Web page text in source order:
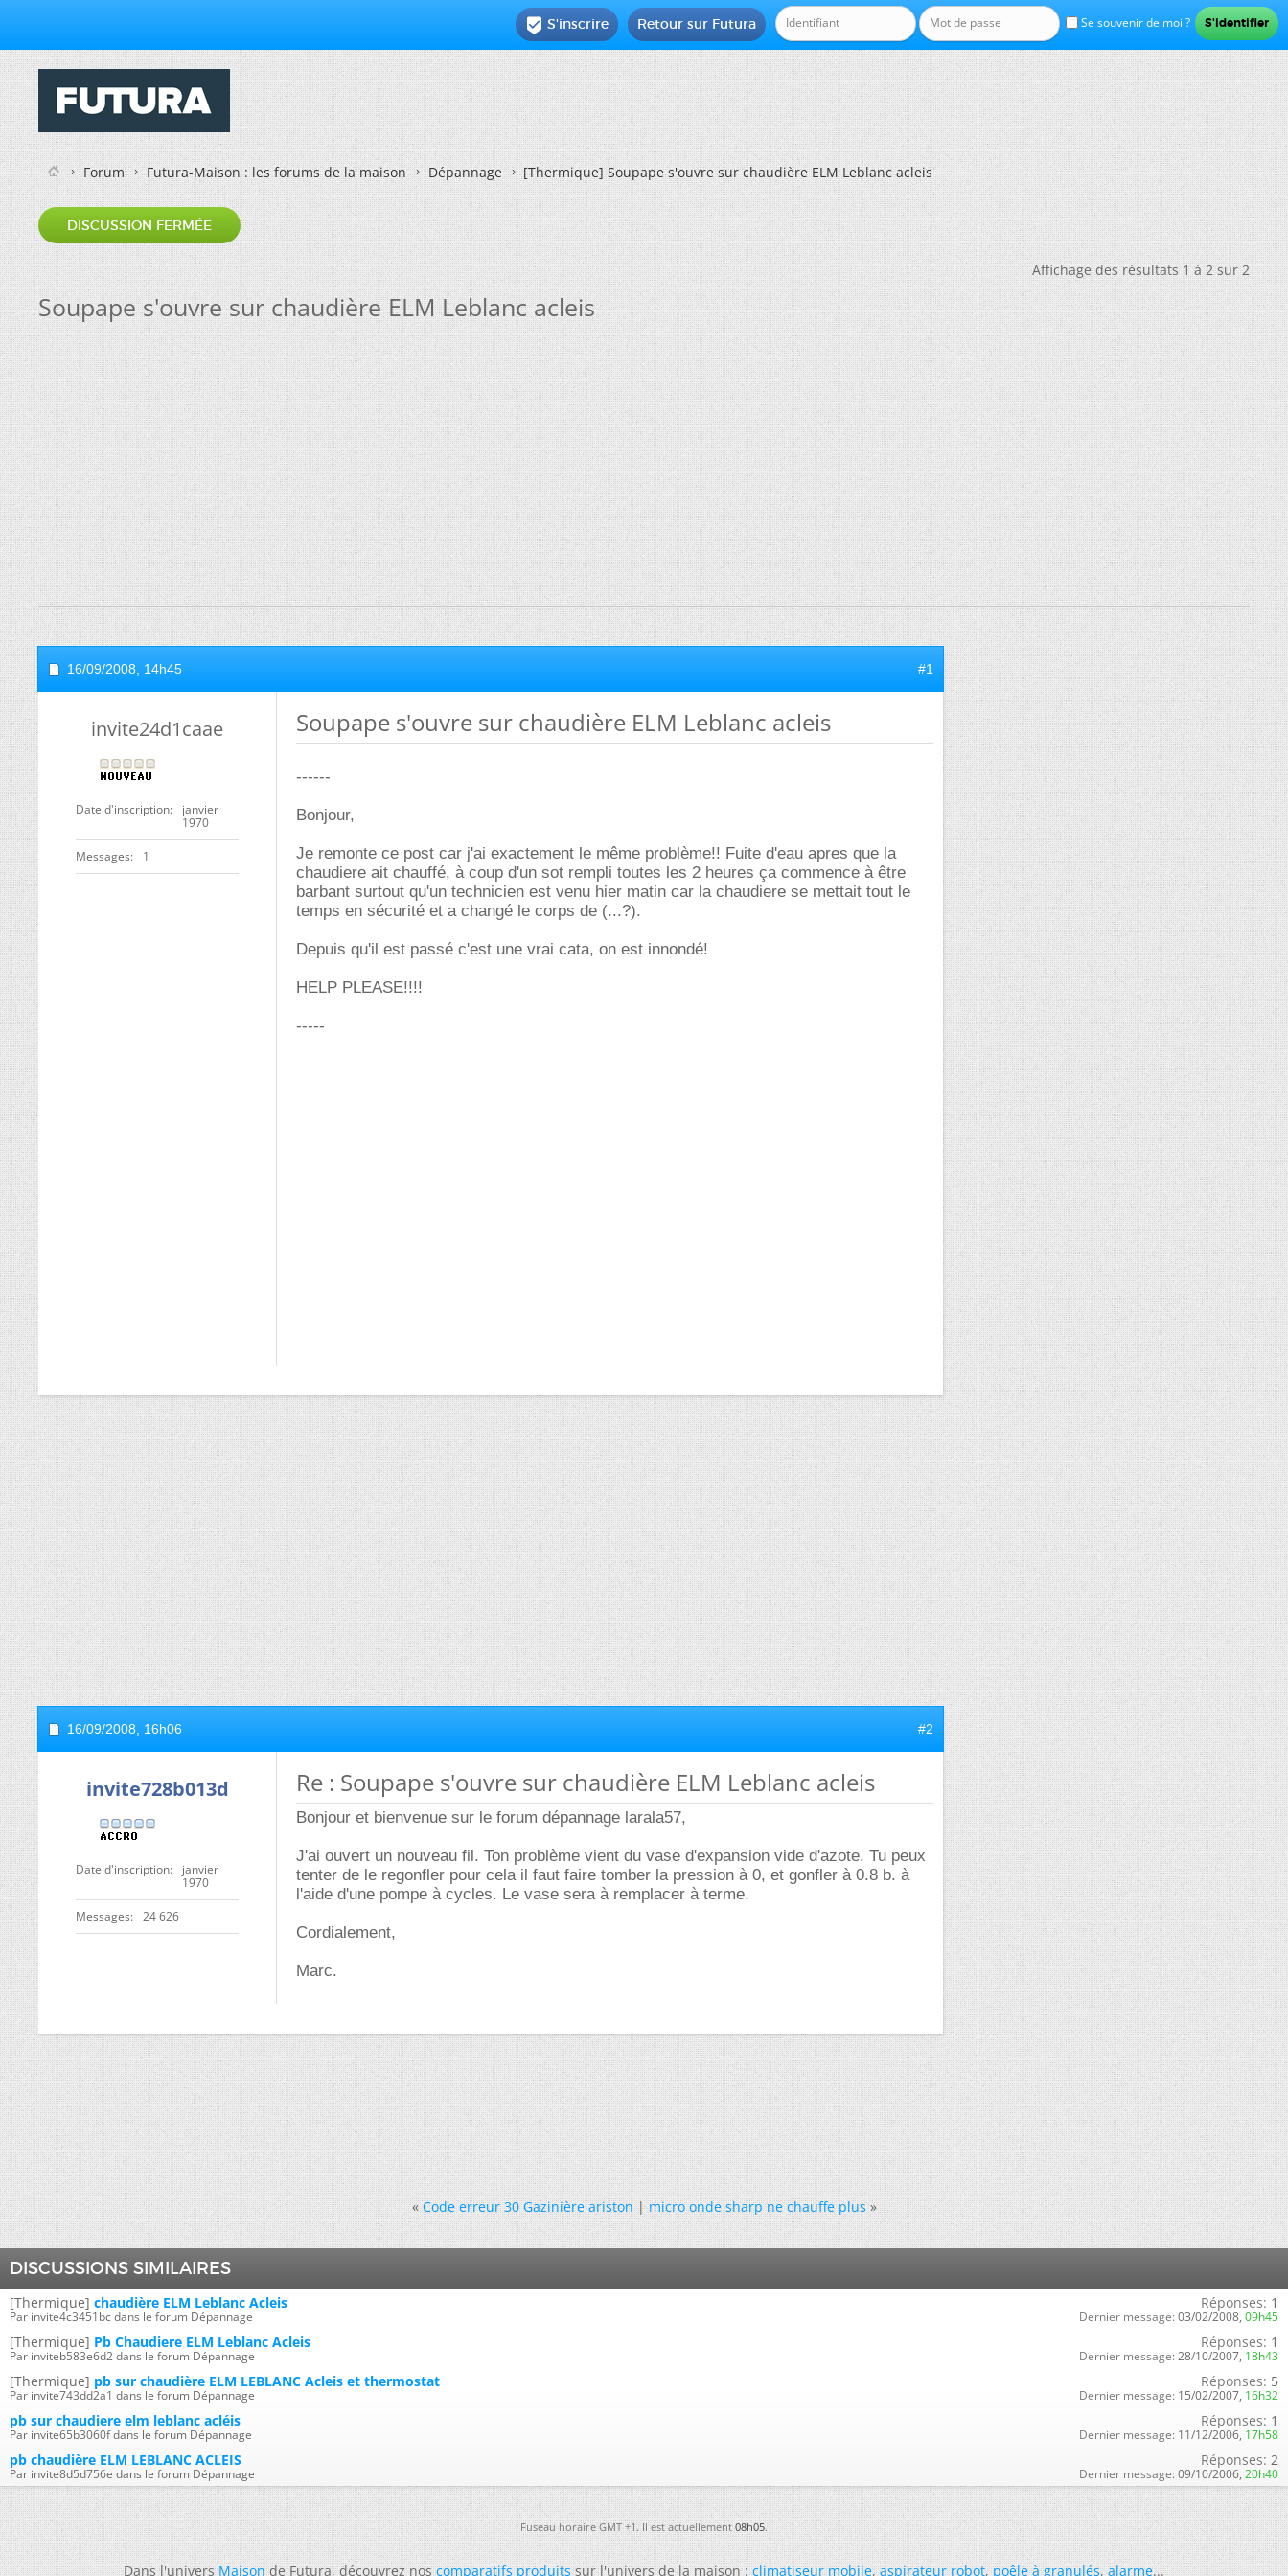
Se souvenir de moi ?
Retour sur Futura
 S'inscrire
Forum Futura-Maison : les forums de la maison Dépannage [Thermique]Soupape s'ouvre sur chaudière ELM Leblanc acleis
DISCUSSION FERMÉE
Affichage des résultats 1 à 2 sur 2
Soupape s'ouvre sur chaudière ELM Leblanc acleis
16/09/2008, 14h45 #1
invite24d1caae
Date d'inscription
janvier
1970
Messages 1
Soupape s'ouvre sur chaudière ELM Leblanc acleis
------
Bonjour,
Je remonte ce post car j'ai exactement le même problème!! Fuite d'eau apres que la
chaudiere ait chauffé, à coup d'un sot rempli toutes les 2 heures ça commence à être
barbant surtout qu'un technicien est venu hier matin car la chaudiere se mettait tout le
temps en sécurité et a changé le corps de (...?).
Depuis qu'il est passé c'est une vrai cata, on est innondé!
HELP PLEASE!!!!
-----
16/09/2008, 16h06 #2
invite728b013d
Date d'inscription
janvier
1970
Messages 24 626
Re : Soupape s'ouvre sur chaudière ELM Leblanc acleis
Bonjour et bienvenue sur le forum dépannage larala57,
J'ai ouvert un nouveau fil. Ton problème vient du vase d'expansion vide d'azote. Tu peux
tenter de le regonfler pour cela il faut faire tomber la pression à 0, et gonfler à 0.8 b. à
l'aide d'une pompe à cycles. Le vase sera à remplacer à terme.
Cordialement,
Marc.
« Code erreur 30 Gazinière ariston|micro onde sharp ne chauffe plus »
DISCUSSIONS SIMILAIRES
[Thermique] chaudière ELM Leblanc Acleis
Par invite4c3451bc dans le forum Dépannage
Réponses: 1
Dernier message: 03/02/2008, 09h45
[Thermique] Pb Chaudiere ELM Leblanc Acleis
Par inviteb583e6d2 dans le forum Dépannage
Réponses: 1
Dernier message: 28/10/2007, 18h43
[Thermique] pb sur chaudière ELM LEBLANC Acleis et thermostat
Par invite743dd2a1 dans le forum Dépannage
Réponses: 5
Dernier message: 15/02/2007, 16h32
pb sur chaudiere elm leblanc acléis
Par invite65b3060f dans le forum Dépannage
Réponses: 1
Dernier message: 11/12/2006, 17h58
pb chaudière ELM LEBLANC ACLEIS
Par invite8d5d756e dans le forum Dépannage
Réponses: 2
Dernier message: 09/10/2006, 20h40
Fuseau horaire GMT +1. Il est actuellement08h05.
Dans l'universMaisonde Futura, découvrez noscomparatifs produitssur l'univers de la maison :climatiseur mobile,aspirateur robot, poêle à granulés,alarme...